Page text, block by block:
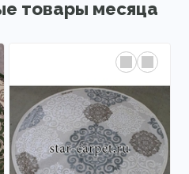
товары месяца